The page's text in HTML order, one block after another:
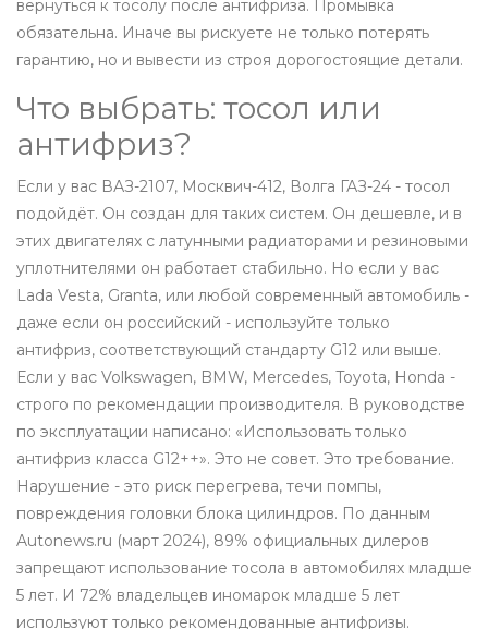
вернуться к тосолу после антифриза. Промывка
обязательна. Иначе вы рискуете не только потерять
гарантию, но и вывести из строя дорогостоящие детали.
Что выбрать: тосол или
антифриз?
Если у вас ВАЗ-2107, Москвич-412, Волга ГАЗ-24 - тосол
подойдёт. Он создан для таких систем. Он дешевле, и в
этих двигателях с латунными радиаторами и резиновыми
уплотнителями он работает стабильно. Но если у вас
Lada Vesta, Granta, или любой современный автомобиль -
даже если он российский - используйте только
антифриз, соответствующий стандарту G12 или выше.
Если у вас Volkswagen, BMW, Mercedes, Toyota, Honda -
строго по рекомендации производителя. В руководстве
по эксплуатации написано: «Использовать только
антифриз класса G12++». Это не совет. Это требование.
Нарушение - это риск перегрева, течи помпы,
повреждения головки блока цилиндров. По данным
Autonews.ru (март 2024), 89% официальных дилеров
запрещают использование тосола в автомобилях младше
5 лет. И 72% владельцев иномарок младше 5 лет
используют только рекомендованные антифризы.